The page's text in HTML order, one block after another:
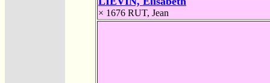
× 1676 RUT, Jean